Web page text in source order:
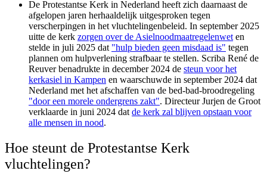
De Protestantse Kerk in Nederland heeft zich daarnaast de
afgelopen jaren herhaaldelijk uitgesproken tegen
verscherpingen in het vluchtelingenbeleid. In september 2025
uitte de kerk zorgen over de Asielnoodmaatregelenwet en
stelde in juli 2025 dat "hulp bieden geen misdaad is" tegen
plannen om hulpverlening strafbaar te stellen. Scriba René de
Reuver benadrukte in december 2024 de steun voor het
kerkasiel in Kampen en waarschuwde in september 2024 dat
Nederland met het afschaffen van de bed-bad-broodregeling
"door een morele ondergrens zakt". Directeur Jurjen de Groot
verklaarde in juni 2024 dat de kerk zal blijven opstaan voor
alle mensen in nood.
Hoe steunt de Protestantse Kerk
vluchtelingen?